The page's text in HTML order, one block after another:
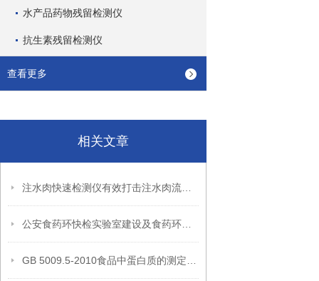
水产品药物残留检测仪
抗生素残留检测仪
查看更多
相关文章